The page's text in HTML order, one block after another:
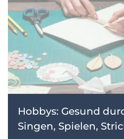
Hobbys: Gesund
Singen, Spielen,